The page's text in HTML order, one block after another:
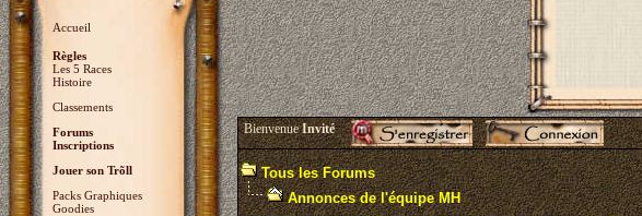
Accueil
Règles
Les 5 Races
Histoire
Classements
Forums
Inscriptions
Jouer son Trõll
Packs Graphiques
Goodies
BienvenueInvité
Tous les Forums
Annonces de l'équipe MH